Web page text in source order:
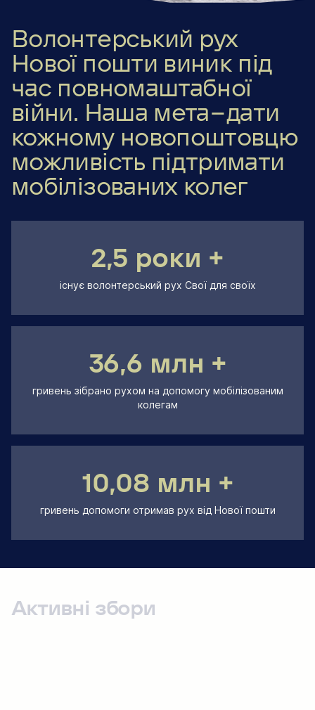
Волонтерський рух
Нової пошти виник під
час повномаштабної
війни. Наша мета — дати
кожному новопоштовцю
можливість підтримати
мобілізованих колег
2,5 роки +
існує волонтерський рух Свої для своїх
36,6 млн +
гривень зібрано рухом на допомогу мобілізованим
колегам
10,08 млн +
гривень допомоги отримав рух від Нової пошти
Активні збори